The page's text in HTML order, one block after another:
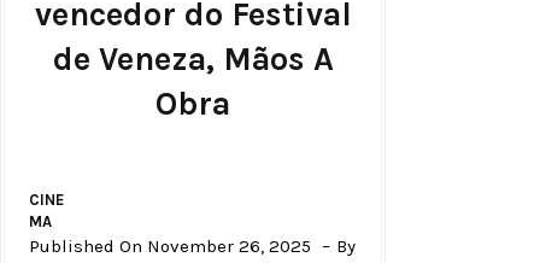
vencedor do Festival
de Veneza, Mãos A
Obra
CINE
MA
Published On November 26, 2025
By